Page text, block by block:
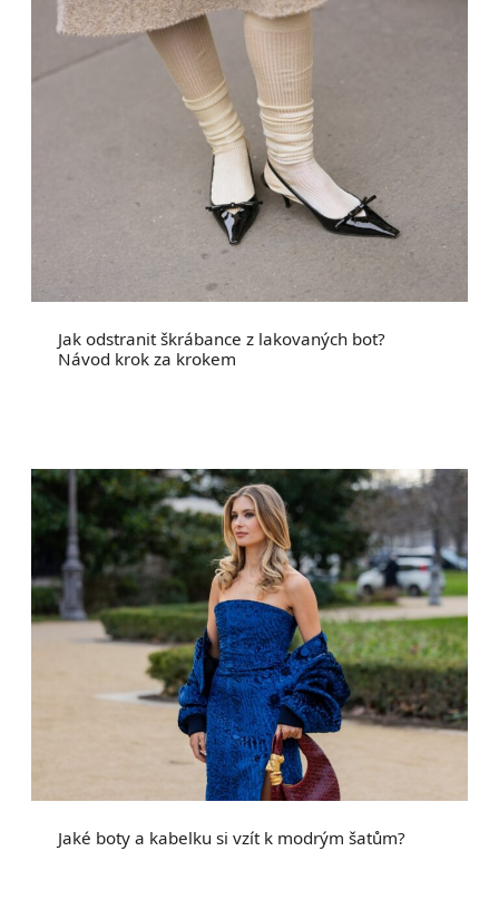
Jak odstranit škrábance z lakovaných bot?
Návod krok za krokem
Jaké boty a kabelku si vzít k modrým šatům?